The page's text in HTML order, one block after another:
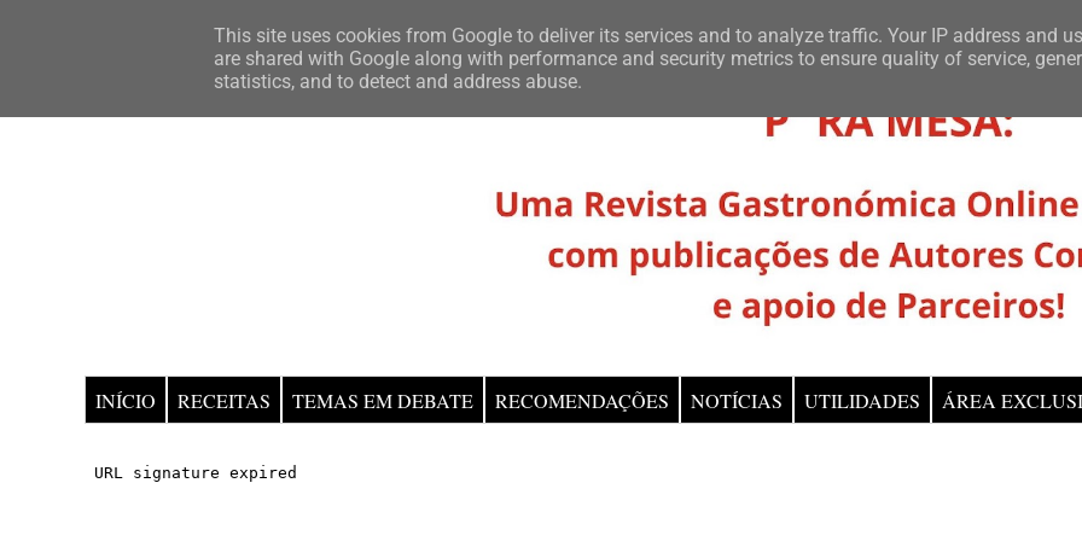
INÍCIO RECEITAS TEMAS EM DEBATE RECOMENDAÇÕES NOTÍCIAS UTILIDADES ÁREA
This site uses cookies from Google to deliver its services and to analyze traffic. Your IP address and
are shared with Google along with performance and security metrics to ensure quality of service,
statistics, and to detect and address abuse.